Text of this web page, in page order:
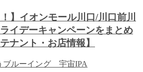
】イオンモール川口/川口前川
イデーキャンペーンをまとめ
ナント・お店情報】